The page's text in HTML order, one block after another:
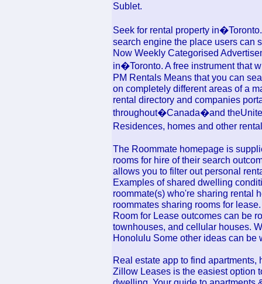
Sublet.
Seek for rental property
search engine the place users can
Now Weekly Categorised
in�Toronto. A free instrument that
PM Rentals Means that you can
on completely different areas of a
rental directory and companies
throughout�Canada�and
Residences, homes and other
The Roommate homepage is
rooms for hire of their search
allows you to filter out personal
Examples of shared dwelling
roommate(s) who're sharing rental
roommates sharing rooms for lease.
Room for Lease outcomes can be
townhouses, and cellular houses.
Honolulu Some other ideas can be
Real estate app to find apartments,
Zillow Leases is the easiest option